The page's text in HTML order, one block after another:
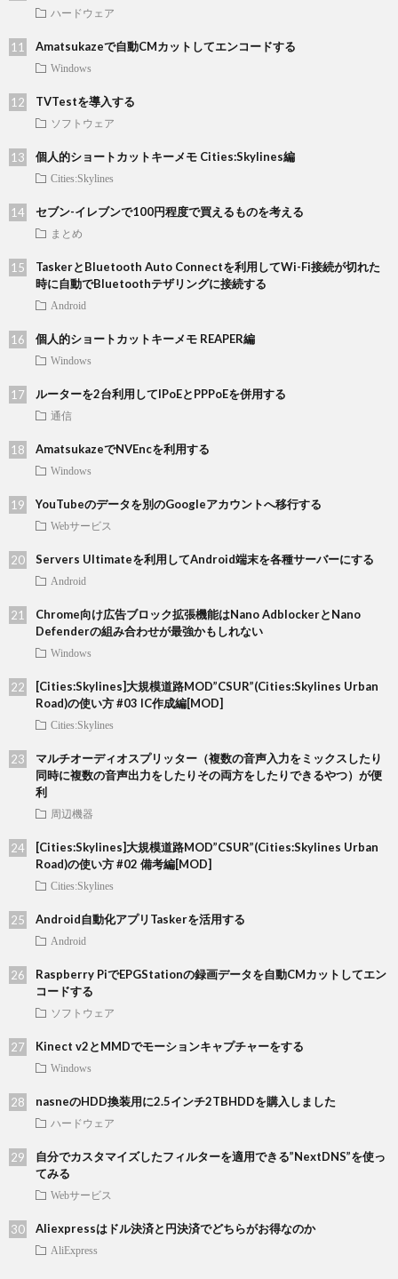
ハードウェア
Amatsukazeで自動CMカットしてエンコードする
Windows
TVTestを導入する
ソフトウェア
個人的ショートカットキーメモ Cities:Skylines編
Cities:Skylines
セブン-イレブンで100円程度で買えるものを考える
まとめ
TaskerとBluetooth Auto Connectを利用してWi-Fi接続が切れた
時に自動でBluetoothテザリングに接続する
Android
個人的ショートカットキーメモ REAPER編
Windows
ルーターを2台利用してIPoEとPPPoEを併用する
通信
AmatsukazeでNVEncを利用する
Windows
YouTubeのデータを別のGoogleアカウントへ移行する
Webサービス
Servers Ultimateを利用してAndroid端末を各種サーバーにする
Android
Chrome向け広告ブロック拡張機能はNano AdblockerとNano
Defenderの組み合わせが最強かもしれない
Windows
[Cities:Skylines]大規模道路MOD”CSUR”(Cities:Skylines Urban
Road)の使い方 #03 IC作成編[MOD]
Cities:Skylines
マルチオーディオスプリッター（複数の音声入力をミックスしたり
同時に複数の音声出力をしたりその両方をしたりできるやつ）が便
利
周辺機器
[Cities:Skylines]大規模道路MOD”CSUR”(Cities:Skylines Urban
Road)の使い方 #02 備考編[MOD]
Cities:Skylines
Android自動化アプリTaskerを活用する
Android
Raspberry PiでEPGStationの録画データを自動CMカットしてエン
コードする
ソフトウェア
Kinect v2とMMDでモーションキャプチャーをする
Windows
nasneのHDD換装用に2.5インチ2TBHDDを購入しました
ハードウェア
自分でカスタマイズしたフィルターを適用できる”NextDNS”を使っ
てみる
Webサービス
Aliexpressはドル決済と円決済でどちらがお得なのか
AliExpress